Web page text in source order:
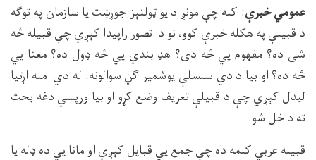
عمومي خبرې: كله چې مونږ د يو ټولنېز جوړښت يا سازمان په توګه
د قبيلې په هكله خبرې كوو، نو دا تصور راپيدا كېږي چې قبيله څه
شى ده؟ مفهوم يي څه دى؟ هډ بندي يي څه ډول ده؟ معنا يي
څه ده؟ او بيا د دي سلسلې يوشمير ګڼ سوالونه. له دي امله اړتيا
ليدل كېږي چې د قبيلې تعريف وضع كړو او بيا ورپسي دغه بحث
ته داخل شو.
قبيله عربي كلمه ده چې جمع يي قبايل كېږي او مانا يي ده ډله يا